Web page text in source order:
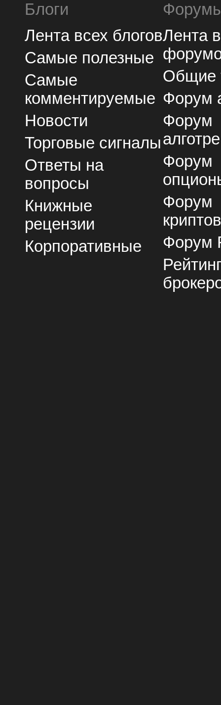
Блоги
Лента всех блогов
Самые полезные
Самые
комментируемые
Новости
Торговые сигналы
Ответы на
вопросы
Книжные
рецензии
Корпоративные
Лента
Общие
Форум
Форум
Форум
Форум
Форум